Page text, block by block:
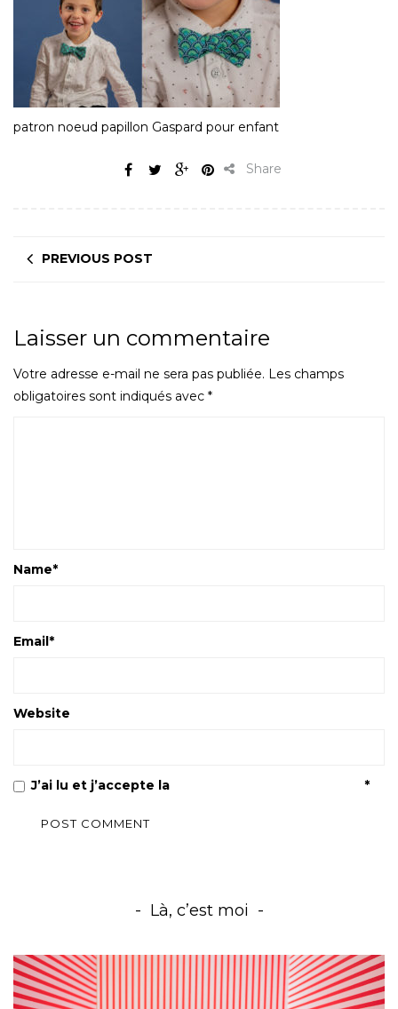
patron noeud papillon Gaspard pour enfant
Share
PREVIOUS POST
Laisser un commentaire
Votre adresse e-mail ne sera pas publiée. Les champs
obligatoires sont indiqués avec *
Name*
Email*
Website
J’ai lu et j’accepte la *
Là, c’est moi